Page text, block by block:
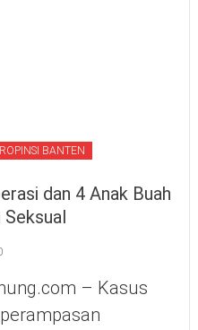
BANTEN
dan 4 Anak Buah
– Kasus